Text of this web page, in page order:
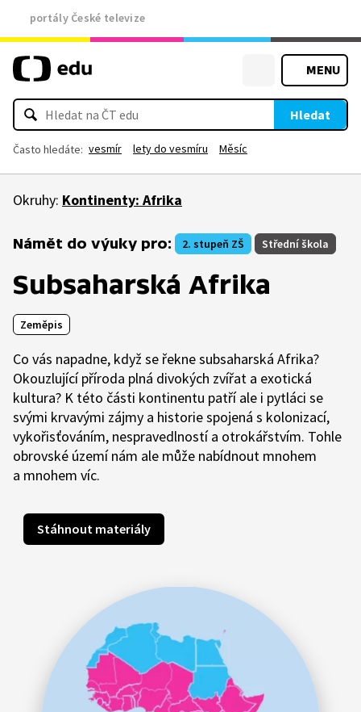
portály České televize
MENU
Hledat
Často hledáte: vesmír lety do vesmíru Měsíc
Okruhy: Kontinenty: Afrika
Námět do výuky pro: 2. stupeň ZŠ Střední škola
Subsaharská Afrika
Zeměpis
Co vás napadne, když se řekne subsaharská Afrika?
Okouzlující příroda plná divokých zvířat a exotická
kultura? K této části kontinentu patří ale i pytláci se
svými krvavými zájmy a historie spojená s kolonizací,
vykořisťováním, nespravedlností a otrokářstvím. Tohle
obrovské území nám ale může nabídnout mnohem
a mnohem víc.
Stáhnout materiály